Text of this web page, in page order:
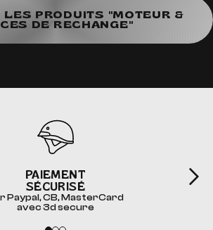
LES PRODUITS "MOTEUR &
DE RECHANGE"
PAIEMENT
SÉCURISÉ
Paypal, CB, MasterCard
avec 3d secure